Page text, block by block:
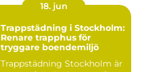
18. jun
Trappstädning i Stockholm:
Renare trapphus för
tryggare boendemiljö
Trappstädning Stockholm är